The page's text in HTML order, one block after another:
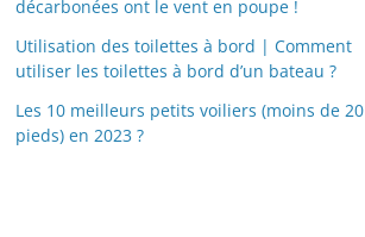
décarbonées ont le vent en poupe !
Utilisation des toilettes à bord | Comment
utiliser les toilettes à bord d’un bateau ?
Les 10 meilleurs petits voiliers (moins de 20
pieds) en 2023 ?